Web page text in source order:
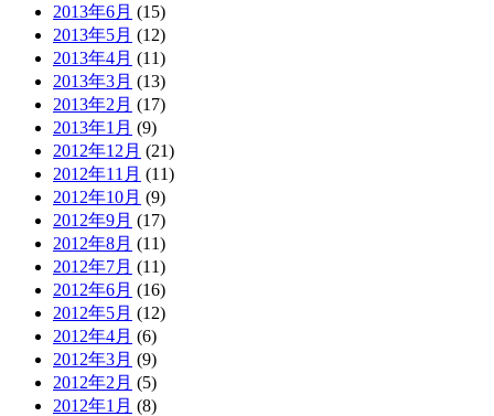
2013年6月 (15)
2013年5月 (12)
2013年4月 (11)
2013年3月 (13)
2013年2月 (17)
2013年1月 (9)
2012年12月 (21)
2012年11月 (11)
2012年10月 (9)
2012年9月 (17)
2012年8月 (11)
2012年7月 (11)
2012年6月 (16)
2012年5月 (12)
2012年4月 (6)
2012年3月 (9)
2012年2月 (5)
2012年1月 (8)